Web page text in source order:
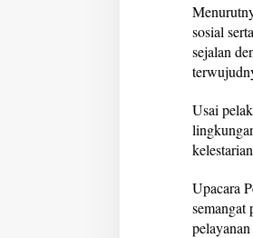
sosial
sejalan
Usai
Upacara
semangat